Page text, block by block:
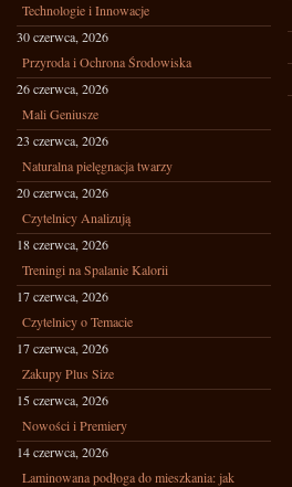
Technologie i Innowacje
30 czerwca, 2026
Przyroda i Ochrona Środowiska
26 czerwca, 2026
Mali Geniusze
23 czerwca, 2026
Naturalna pielęgnacja twarzy
20 czerwca, 2026
Czytelnicy Analizują
18 czerwca, 2026
Treningi na Spalanie Kalorii
17 czerwca, 2026
Czytelnicy o Temacie
17 czerwca, 2026
Zakupy Plus Size
15 czerwca, 2026
Nowości i Premiery
14 czerwca, 2026
Laminowana podłoga do mieszkania: jak